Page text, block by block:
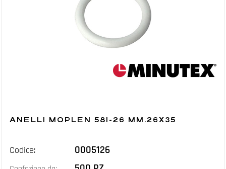
ANELLI MOPLEN 581-26 MM.26X35
Codice: 0005126